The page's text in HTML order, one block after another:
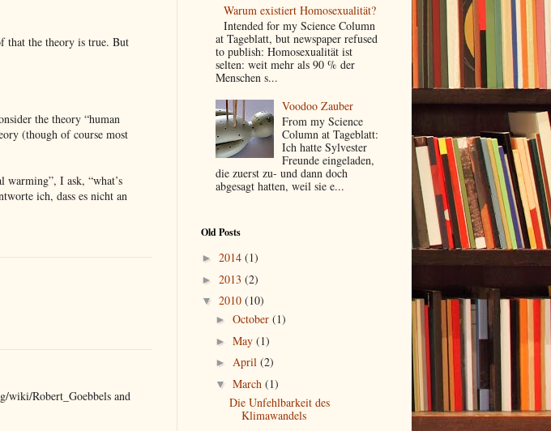
that the theory is true. But
the theory “human
(though of course most
warming”, I ask, “what’s
ich, dass es nicht an
wiki/Robert_Goebbels and
Warum existiert Homosexualität?
Intended for my Science Column
at Tageblatt, but newspaper refused
to publish: Homosexualität ist
selten: weit mehr als 90 % der
Menschen s...
Voodoo Zauber
From my Science
Column at Tageblatt:
Ich hatte Sylvester
Freunde eingeladen,
die zuerst zu- und dann doch
abgesagt hatten, weil sie e...
Old Posts
► 2014 (1)
► 2013 (2)
▼ 2010 (10)
► October (1)
► May (1)
► April (2)
▼ March (1)
Die Unfehlbarkeit des
Klimawandels